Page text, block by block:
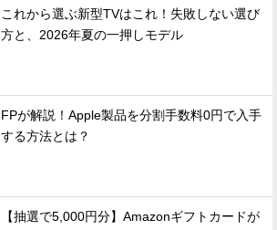
これから選ぶ新型TVはこれ！失敗しない選び
方と、2026年夏の一押しモデル
FPが解説！Apple製品を分割手数料0円で入手
する方法とは？
【抽選で5,000円分】Amazonギフトカードが